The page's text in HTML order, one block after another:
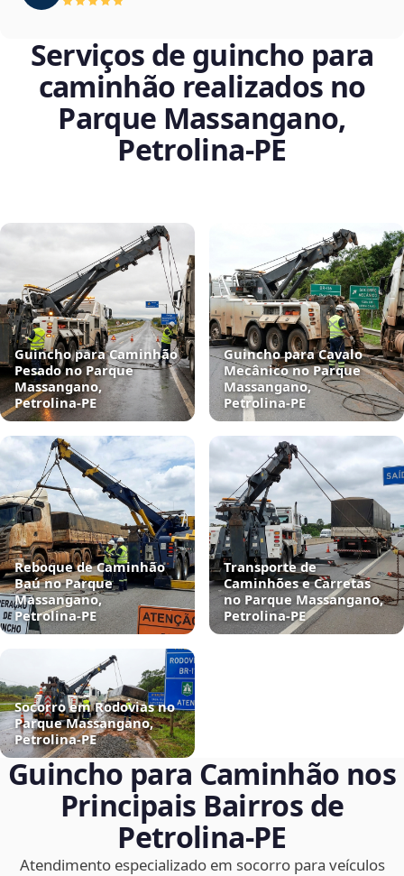
Serviços de guincho para
caminhão realizados no
Parque Massangano,
Petrolina‑PE
Guincho para Caminhão
Pesado no Parque
Massangano,
Petrolina‑PE
Guincho para Cavalo
Mecânico no Parque
Massangano,
Petrolina‑PE
Reboque de Caminhão
Baú no Parque
Massangano,
Petrolina‑PE
Transporte de
Caminhões e Carretas
no Parque Massangano,
Petrolina‑PE
Socorro em Rodovias no
Parque Massangano,
Petrolina‑PE
Guincho para Caminhão nos
Principais Bairros de
Petrolina‑PE
Atendimento especializado em socorro para veículos